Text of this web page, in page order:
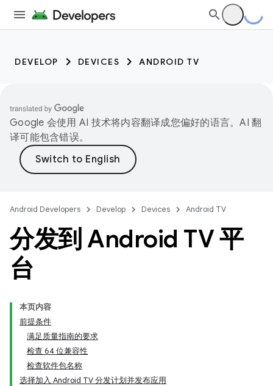
DEVELOP DEVICES ANDROID TV
Google 会使用 AI 技术将内容翻译成您偏好的语言。AI 翻
译可能包含错误。
Android Developers Develop Devices Android TV
分发到 Android TV 平
台
本页内容
前提条件
满足质量指南的要求
检查 64 位兼容性
检查软件包名称
选择加入 Android TV 分发计划并发布应用